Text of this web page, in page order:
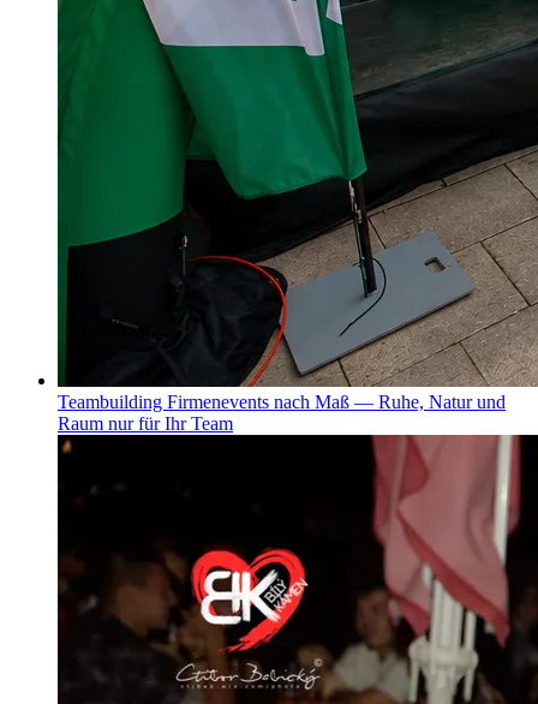
Teambuilding Firmenevents nach Maß — Ruhe, Natur und
Raum nur für Ihr Team